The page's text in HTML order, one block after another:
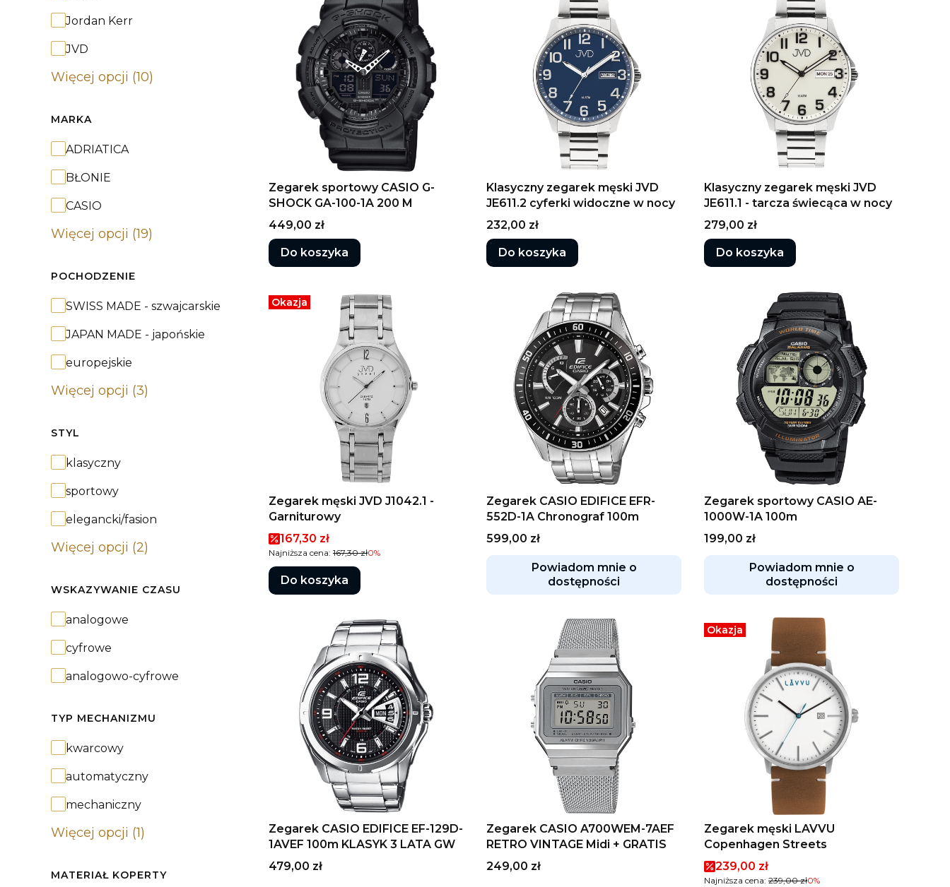
Jordan Kerr
JVD
Więcej opcji (10)
MARKA
Marka
ADRIATICA
BŁONIE
CASIO
Więcej opcji (19)
POCHODZENIE
Pochodzenie
SWISS MADE - szwajcarskie
JAPAN MADE - japońskie
europejskie
Więcej opcji (3)
STYL
Stylklasyczny
sportowy
elegancki/fasion
Więcej opcji (2)
WSKAZYWANIE CZASU
Wskazywanie czasu
analogowe
cyfrowe
analogowo-cyfrowe
TYP MECHANIZMU
Typ mechanizmu
kwarcowy
automatyczny
mechaniczny
Więcej opcji (1)
MATERIAŁ KOPERTY
Zegarek sportowy CASIO G-
SHOCK GA-100-1A 200 M
Cena
449,00 zł
Do koszyka
Klasyczny zegarek męski JVD
JE611.2 cyferki widoczne w nocy
Cena
232,00 zł
Do koszyka
Klasyczny zegarek męski JVD
JE611.1 - tarcza świecąca w nocy
Cena
279,00 zł
Do koszyka
Okazja
Zegarek męski JVD J1042.1 -
Garniturowy
Cena promocyjna
167,30 zł
Najniższa cena: 167,30 zł0%
Do koszyka
Zegarek CASIO EDIFICE EFR-
552D-1A Chronograf 100m
Cena
599,00 zł
Powiadom mnie o
dostępności
Zegarek sportowy CASIO AE-
1000W-1A 100m
Cena
199,00 zł
Powiadom mnie o
dostępności
Zegarek CASIO EDIFICE EF-129D-
1AVEF 100m KLASYK 3 LATA GW
Cena
479,00 zł
Zegarek CASIO A700WEM-7AEF
RETRO VINTAGE Midi + GRATIS
Cena
249,00 zł
Okazja
Zegarek męski LAVVU
Copenhagen Streets
Cena promocyjna
239,00 zł
Najniższa cena: 239,00 zł0%